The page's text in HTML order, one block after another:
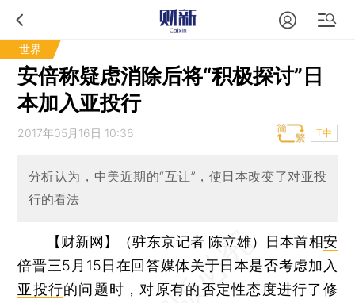
世界
安倍称疑虑消除后将“积极探讨”日
本加入亚投行
2017年05月16日 10:36 T中
分析认为，中美近期的“互让”，使日本改变了对亚投
行的看法
【财新网】（驻东京记者 陈立雄） 日本首相安
倍晋三5月15日在回答媒体关于日本是否考虑加入
亚投行的问题时，对原有的否定性态度进行了修